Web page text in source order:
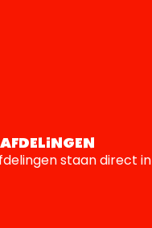
staan direct